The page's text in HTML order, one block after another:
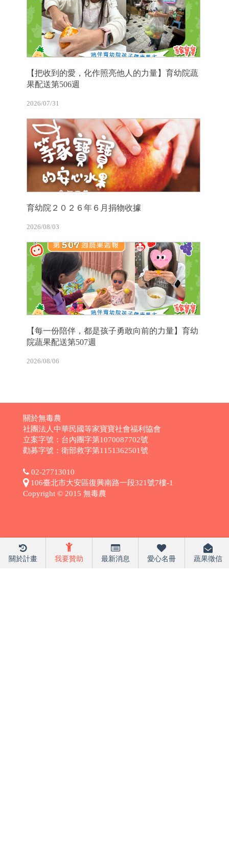
【把收到的愛，化作照亮他人的力量】育幼院蔬
果配送第506週
2026/07/31
育幼院２０２６年６月捐物收據
2026/08/03
【每一份陪伴，都是孩子勇敢向前的力量】育幼
院蔬果配送第507週
2026/08/06
關於計畫 我要贊助 最新消息 愛心名冊 蔬果徵信
關於無毒農
社團法人中華民國等家寶寶社會福利協會
立案字號：台內團字第1070087702號
勸募字號：衛部救字第1151362501號
02-27713010
106臺北市大安區復興南路一段321號7樓-1
Copyright © 2015 無毒農